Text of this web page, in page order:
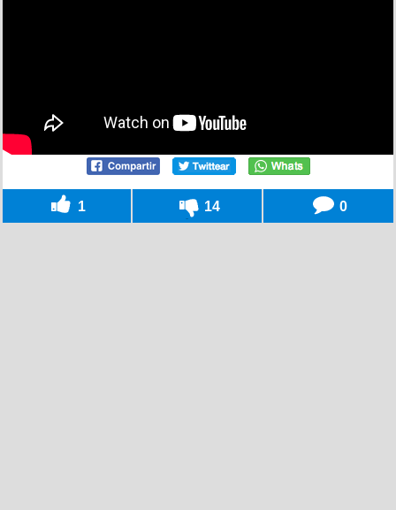
1 14 0